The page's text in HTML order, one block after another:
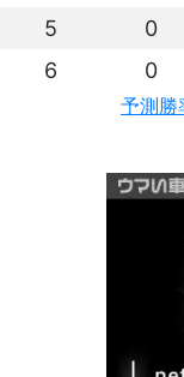
5
0
6
0
予測勝